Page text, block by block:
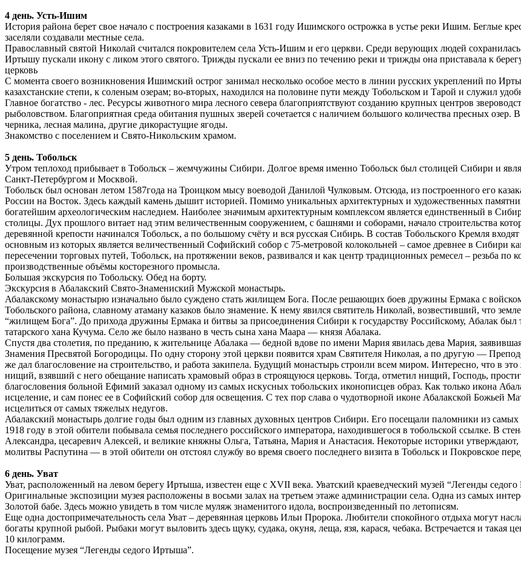
4 день. Усть-Ишим
История района берет свое начало с построения казаками в 1631 году Ишимского острожка в устье реки Ишим. Беглые
заселяли создавали местные села.
Православный святой Николай считался покровителем села Усть-Ишим и его церкви. Среди верующих людей
Иртышу пускали икону с ликом этого святого. Трижды пускали ее вниз по течению реки и трижды она приставала к
церковь
С момента своего возникновения Ишимский острог занимал несколько особое место в линии русских укреплений по
казахстанские степи, к соленым озерам; во-вторых, находился на половине пути между Тобольском и Тарой и служил
Главное богатство - лес. Ресурсы животного мира лесного севера благоприятствуют созданию крупных центров
рыболовством. Благоприятная среда обитания пушных зверей сочетается с наличием большого количества пресных озер.
черника, лесная малина, другие дикорастущие ягоды.
Знакомство с поселением и Свято-Никольским храмом.
5 день. Тобольск
Утром теплоход прибывает в Тобольск – жемчужины Сибири. Долгое время именно Тобольск был столицей Сибири и
Санкт-Петербургом и Москвой.
Тобольск был основан летом 1587года на Троицком мысу воеводой Данилой Чулковым. Отсюда, из построенного его
России на Восток. Здесь каждый камень дышит историей. Помимо уникальных архитектурных и художественных
богатейшим археологическим наследием. Наиболее значимым архитектурным комплексом является единственный в
столицы. Дух прошлого витает над этим величественным сооружением, с башнями и соборами, начало строительства
деревянной крепости начинался Тобольск, а по большому счёту и вся русская Сибирь. В состав Тобольского Кремля
основным из которых является величественный Софийский собор с 75-метровой колокольней – самое древнее в Сибири
пересечении торговых путей, Тобольск, на протяжении веков, развивался и как центр традиционных ремесел – резьба по
производственные объёмы косторезного промысла.
Большая экскурсия по Тобольску. Обед на борту.
Экскурсия в Абалакский Свято-Знамениский Мужской монастырь.
Абалакскому монастырю изначально было суждено стать жилищем Бога. После решающих боев дружины Ермака с
Тобольского района, славному атаману казаков было знамение. К нему явился святитель Николай, возвестивший, что
“жилищем Бога”. До прихода дружины Ермака и битвы за присоединения Сибири к государству Российскому, Абалак был
татарского хана Кучума. Село же было названо в честь сына хана Маара — князя Абалака.
Спустя два столетия, по преданию, к жительнице Абалака — бедной вдове по имени Мария явилась дева Мария,
Знамения Пресвятой Богородицы. По одну сторону этой церкви появится храм Святителя Николая, а по другую —
же дал благословение на строительство, и работа закипела. Будущий монастырь строили всем миром. Интересно, что в
нищий, взявший с него обещание написать храмовый образ в строящуюся церковь. Тогда, отметил нищий, Господь,
благословения больной Ефимий заказал одному из самых искусных тобольских иконописцев образ. Как только икона
исцеление, и сам понес ее в Софийский собор для освещения. С тех пор слава о чудотворной иконе Абалакской Божьей
исцелиться от самых тяжелых недугов.
Абалакский монастырь долгие годы был одним из главных духовных центров Сибири. Его посещали паломники из самых
1918 году в этой обители побывала семья последнего российского императора, находившегося в тобольской ссылке. В
Александра, цесаревич Алексей, и великие княжны Ольга, Татьяна, Мария и Анастасия. Некоторые историки
молитвы Распутина — в этой обители он отстоял службу во время своего последнего визита в Тобольск и Покровское
6 день. Уват
Уват, расположенный на левом берегу Иртыша, известен еще с XVII века. Уватский краеведческий музей “Легенды
Оригинальные экспозиции музея расположены в восьми залах на третьем этаже администрации села. Одна из самых
Золотой бабе. Здесь можно увидеть в том числе муляж знаменитого идола, воспроизведенный по летописям.
Еще одна достопримечательность села Уват – деревянная церковь Ильи Пророка. Любители спокойного отдыха могут
богаты крупной рыбой. Рыбаки могут выловить здесь щуку, судака, окуня, леща, язя, карася, чебака. Встречается и такая
10 килограмм.
Посещение музея “Легенды седого Иртыша”.